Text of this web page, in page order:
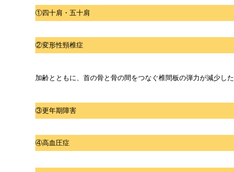
①四十肩・五十肩
②変形性頸椎症
加齢とともに、首の骨と骨の間をつなぐ椎間板の弾力が減少した
③更年期障害
④高血圧症